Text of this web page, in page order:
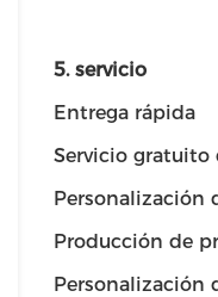
5. servicio
Entrega rápida
Servicio gratuito
Personalización
Producción de
Personalización